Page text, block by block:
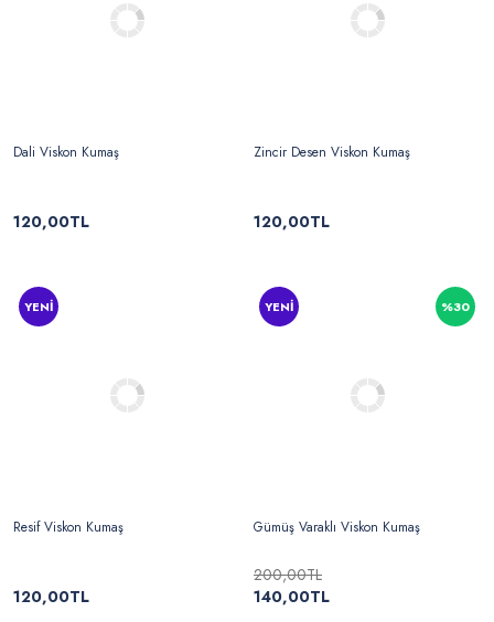
Dali Viskon Kumaş
120,00TL
Zincir Desen Viskon Kumaş
120,00TL
YENİ
Resif Viskon Kumaş
120,00TL
%30
YENİ
Gümüş Varaklı Viskon Kumaş
200,00TL
140,00TL